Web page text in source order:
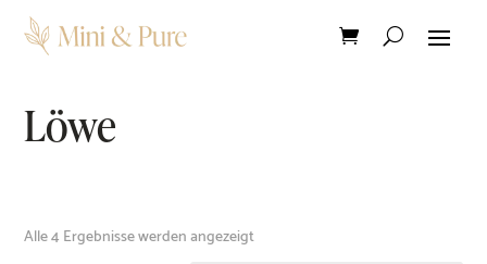
Löwe
Alle 4 Ergebnisse werden angezeigt